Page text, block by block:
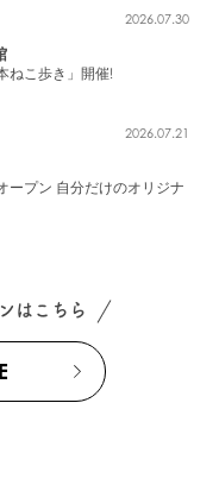
2026.07.30
ねこ歩き」開催!
2026.07.21
ープン 自分だけのオリジナ
はこちら